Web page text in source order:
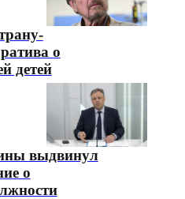
о
детей
выдвинул
о